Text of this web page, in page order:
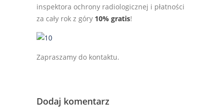
inspektora ochrony radiologicznej i płatności
za cały rok z góry 10% gratis!
Zapraszamy do kontaktu.
Dodaj komentarz